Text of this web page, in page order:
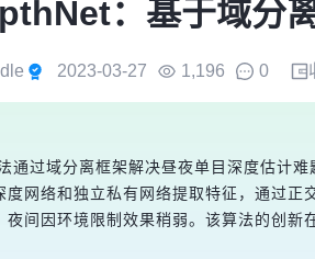
：基于域分
2023-03-27 1,196 0
通过域分离框架解决昼夜单目深度估计
度网络和独立私有网络提取特征，通过
夜间因环境限制效果稍弱。该算法的创新